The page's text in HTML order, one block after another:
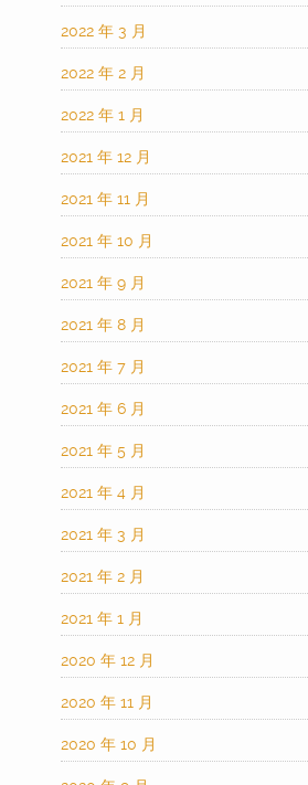
2022 年 3 月
2022 年 2 月
2022 年 1 月
2021 年 12 月
2021 年 11 月
2021 年 10 月
2021 年 9 月
2021 年 8 月
2021 年 7 月
2021 年 6 月
2021 年 5 月
2021 年 4 月
2021 年 3 月
2021 年 2 月
2021 年 1 月
2020 年 12 月
2020 年 11 月
2020 年 10 月